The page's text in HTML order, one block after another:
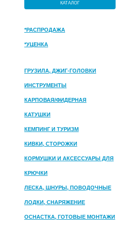
КАТАЛОГ
*РАСПРОДАЖА
*УЦЕНКА
ГРУЗИЛА, ДЖИГ-ГОЛОВКИ
ИНСТРУМЕНТЫ
КАРПОВАЯ/ФИДЕРНАЯ
КАТУШКИ
КЕМПИНГ И ТУРИЗМ
КИВКИ, СТОРОЖКИ
КОРМУШКИ И АКСЕССУАРЫ ДЛЯ
ПРИКОРМКИ
КРЮЧКИ
ЛЕСКА, ШНУРЫ, ПОВОДОЧНЫЕ
МАТЕРИАЛЫ
ЛОДКИ, СНАРЯЖЕНИЕ
ОСНАСТКА, ГОТОВЫЕ МОНТАЖИ